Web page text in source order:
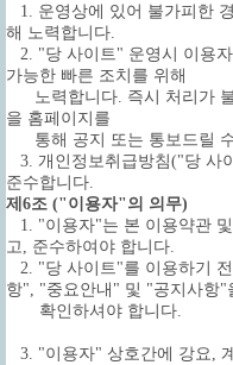
1. 운영상에 있어 불가피한
해 노력합니다.
2. "당 사이트" 운영시 이용
가능한 빠른 조치를 위해
노력합니다. 즉시 처리가 불
을 홈페이지를
통해 공지 또는 통보드릴
3. 개인정보취급방침("당 사
준수합니다.
제6조 ("이용자"의 의무)
1. "이용자"는 본 이용약관
고, 준수하여야 합니다.
2. "당 사이트"를 이용하기 전
항", "중요안내" 및 "공지사항"
확인하셔야 합니다.
3. "이용자" 상호간에 강요,